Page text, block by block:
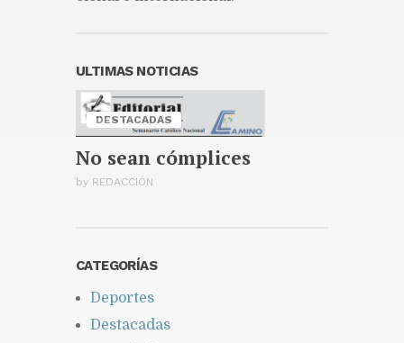
Abinader llega a Colombia
mando de Abelardo de la
Espriella
Publicado hace 2 días
ULTIMAS NOTICIAS
DESTACADAS
No sean cómplices
by REDACCIÓN
CATEGORÍAS
Deportes
Destacadas